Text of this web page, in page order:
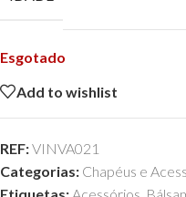
Esgotado
Add to wishlist
REF:VINVA021
Categorias: Chapéus e